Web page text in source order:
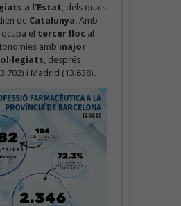
a l’Estat , dels quals
de Catalunya. Amb
el tercer lloc al
amb major
, després
i Madrid (13.638).